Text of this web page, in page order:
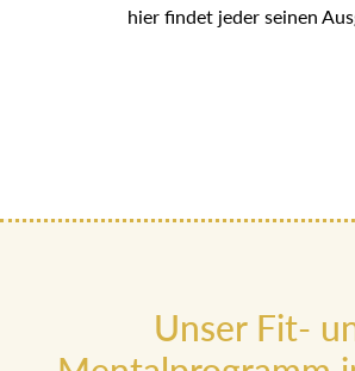
hier findet jeder seinen
Unser Fit-